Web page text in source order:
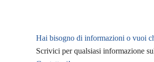
Hai bisogno di informazioni o vuoi
Scrivici per qualsiasi informazione